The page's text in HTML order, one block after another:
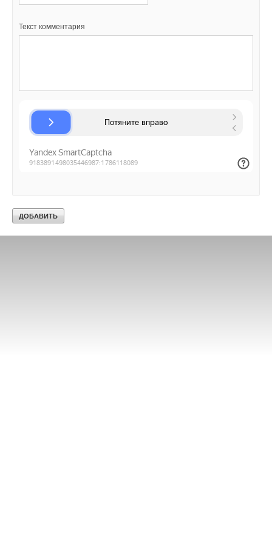
Текст комментария